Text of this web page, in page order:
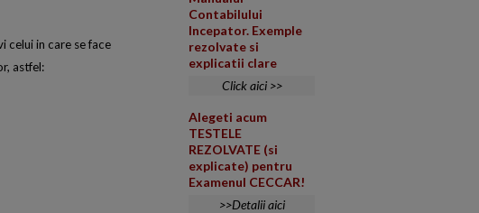
celui in care se face
astfel:
Contabilului
Incepator. Exemple
rezolvate si
explicatii clare
Click aici >>
Alegeti acum
TESTELE
REZOLVATE (si
explicate) pentru
Examenul CECCAR!
>>Detalii aici